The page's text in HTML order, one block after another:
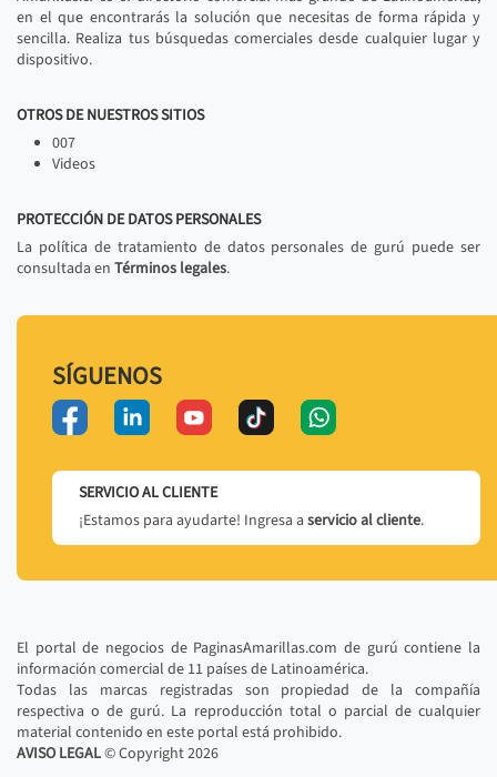
en el que encontrarás la solución que necesitas de forma rápida y
sencilla. Realiza tus búsquedas comerciales desde cualquier lugar y
dispositivo.
OTROS DE NUESTROS SITIOS
007
Videos
PROTECCIÓN DE DATOS PERSONALES
La política de tratamiento de datos personales de gurú puede ser
consultada en Términos legales.
SÍGUENOS
SERVICIO AL CLIENTE
¡Estamos para ayudarte! Ingresa a servicio al cliente.
El portal de negocios de PaginasAmarillas.com de gurú contiene la
información comercial de 11 países de Latinoamérica.
Todas las marcas registradas son propiedad de la compañía
respectiva o de gurú. La reproducción total o parcial de cualquier
material contenido en este portal está prohibido.
AVISO LEGAL© Copyright2026